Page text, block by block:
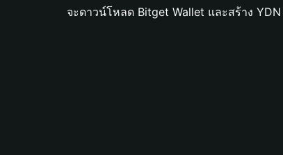
จะดาวน์โหลด Bitget Wallet และสร้าง YDN